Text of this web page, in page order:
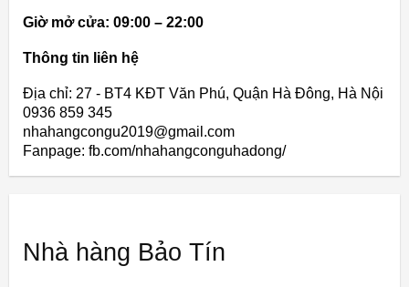
Giờ mở cửa: 09:00 – 22:00
Thông tin liên hệ
Địa chỉ: 27 - BT4 KĐT Văn Phú, Quận Hà Đông, Hà Nội
0936 859 345
nhahangcongu2019@gmail.com
Fanpage: fb.com/nhahangconguhadong/
Nhà hàng Bảo Tín